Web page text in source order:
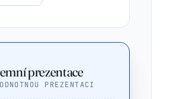
prezentace
PREZENTACI